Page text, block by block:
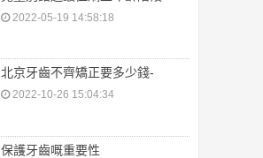
2022-05-19 14:58:18
北京牙齒不齊矯正要多少錢-
2022-10-26 15:04:34
保護牙齒嘅重要性